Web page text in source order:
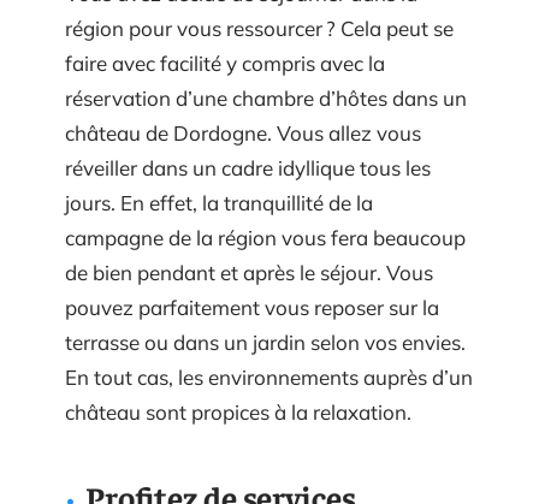
région pour vous ressourcer ? Cela peut se
faire avec facilité y compris avec la
réservation d’une chambre d’hôtes dans un
château de Dordogne. Vous allez vous
réveiller dans un cadre idyllique tous les
jours. En effet, la tranquillité de la
campagne de la région vous fera beaucoup
de bien pendant et après le séjour. Vous
pouvez parfaitement vous reposer sur la
terrasse ou dans un jardin selon vos envies.
En tout cas, les environnements auprès d’un
château sont propices à la relaxation.